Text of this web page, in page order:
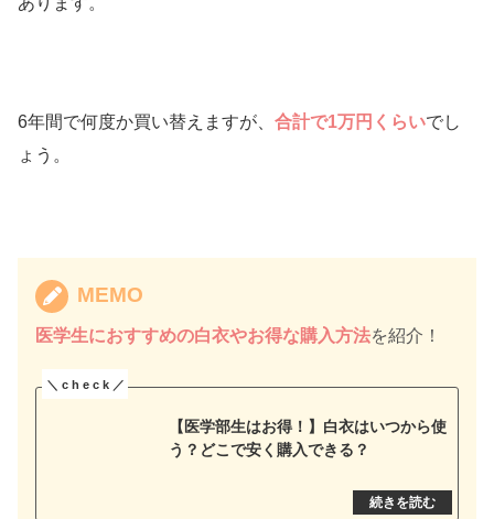
6年間で何度か買い替えますが、 合計で1万円くらいでし
ょう。
MEMO
医学生におすすめの白衣やお得な購入方法を紹介！
【医学部生はお得！】白衣はいつから使
う？どこで安く購入できる？